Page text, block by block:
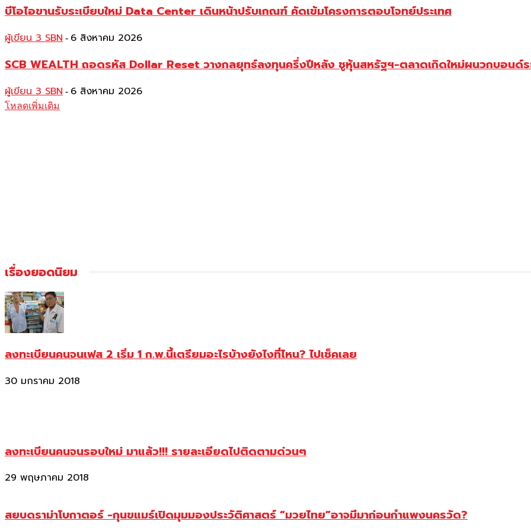
บีโอไอขานรับระเบียบใหม่ Data Center เดินหน้าปรับเกณฑ์ คัดเข้มโครงการตอบโจทย์ประเทศ
ผู้เขียน 3 SBN - 6 สิงหาคม 2026
SCB WEALTH ถอดรหัส Dollar Reset วางกลยุทธ์ลงทุนครึ่งปีหลัง ชูหุ้นสหรัฐฯ-ตลาดเกิดใหม่ผนวกบอนด์
ผู้เขียน 3 SBN - 6 สิงหาคม 2026
โหลดเพิ่มเติม
เรื่องยอดนิยม
ลงทะเบียนคนจนเฟส 2 เริ่ม 1 ก.พ.นี้เตรียมอะไรบ้างยังไงที่ไหน? ไปเช็คเลย
30 มกราคม 2018
ลงทะเบียนคนจนรอบใหม่ มาแล้ว!!! รายละเอียดไปติดตามด่วนๆ
29 พฤษภาคม 2018
สยบดราม่าโบกาตอร์ -กุนขแมร์เปิดมุมมองประวัติศาสตร์ “มวยไทย”อาจมีมาก่อนกำแพงนครวัด?